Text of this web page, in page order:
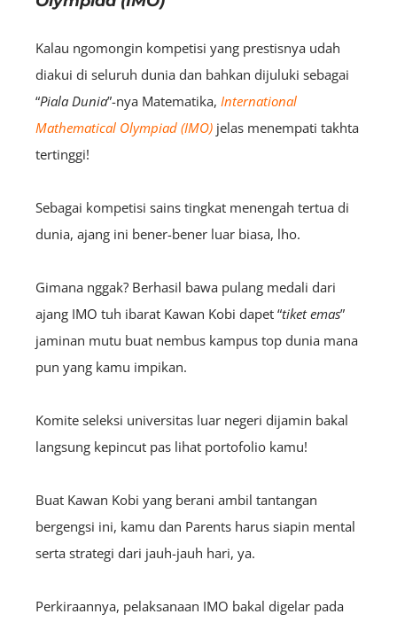
Kalau ngomongin kompetisi yang prestisnya udah
diakui di seluruh dunia dan bahkan dijuluki sebagai
“Piala Dunia”-nya Matematika, International
Mathematical Olympiad (IMO) jelas menempati takhta
tertinggi!
Sebagai kompetisi sains tingkat menengah tertua di
dunia, ajang ini bener-bener luar biasa, lho.
Gimana nggak? Berhasil bawa pulang medali dari
ajang IMO tuh ibarat Kawan Kobi dapet “tiket emas”
jaminan mutu buat nembus kampus top dunia mana
pun yang kamu impikan.
Komite seleksi universitas luar negeri dijamin bakal
langsung kepincut pas lihat portofolio kamu!
Buat Kawan Kobi yang berani ambil tantangan
bergengsi ini, kamu dan Parents harus siapin mental
serta strategi dari jauh-jauh hari, ya.
Perkiraannya, pelaksanaan IMO bakal digelar pada